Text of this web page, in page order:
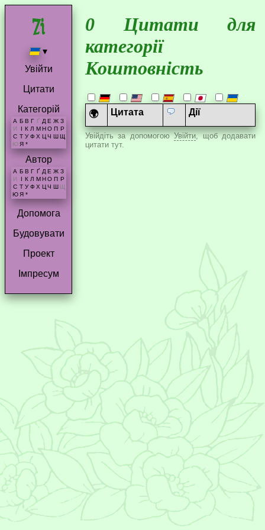
▾
Увійти
Цитати
Категорій
А Б В Г Ґ Д Е Ж З
И
І К Л М Н О П Р
С Т У Ф Х Ц Ч Ш Щ
Ю Я *
Автор
А Б В Г Ґ Д Е Ж З
И
К Л М Н О П Р
С Т У Ф Х Ц Ч Ш Щ
Ю Я *
Допомога
Будовувати
Проект
Імпресум
0 Цитати для
категорії
Коштовність
🌍 Цитата Дії
Увійдіть за допомогоюУвійти, щоб додавати
цитати тут.